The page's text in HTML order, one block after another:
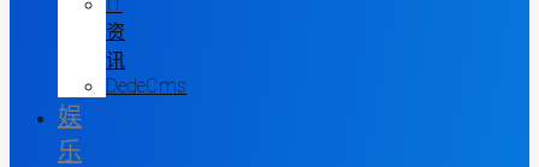
资
讯
DedeCms
娱
乐